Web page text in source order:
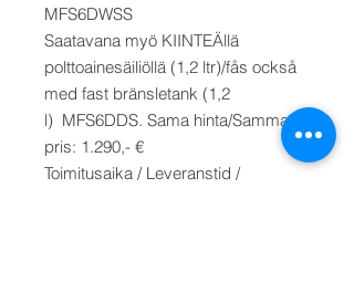
MFS6DWSS
Saatavana myö KIINTEÄllä
polttoainesäiliöllä (1,2 ltr)/fås också
med fast bränsletank (1,2
l) MFS6DDS. Sama hinta/Samma
pris: 1.290,- €
Toimitusaika / Leveranstid /